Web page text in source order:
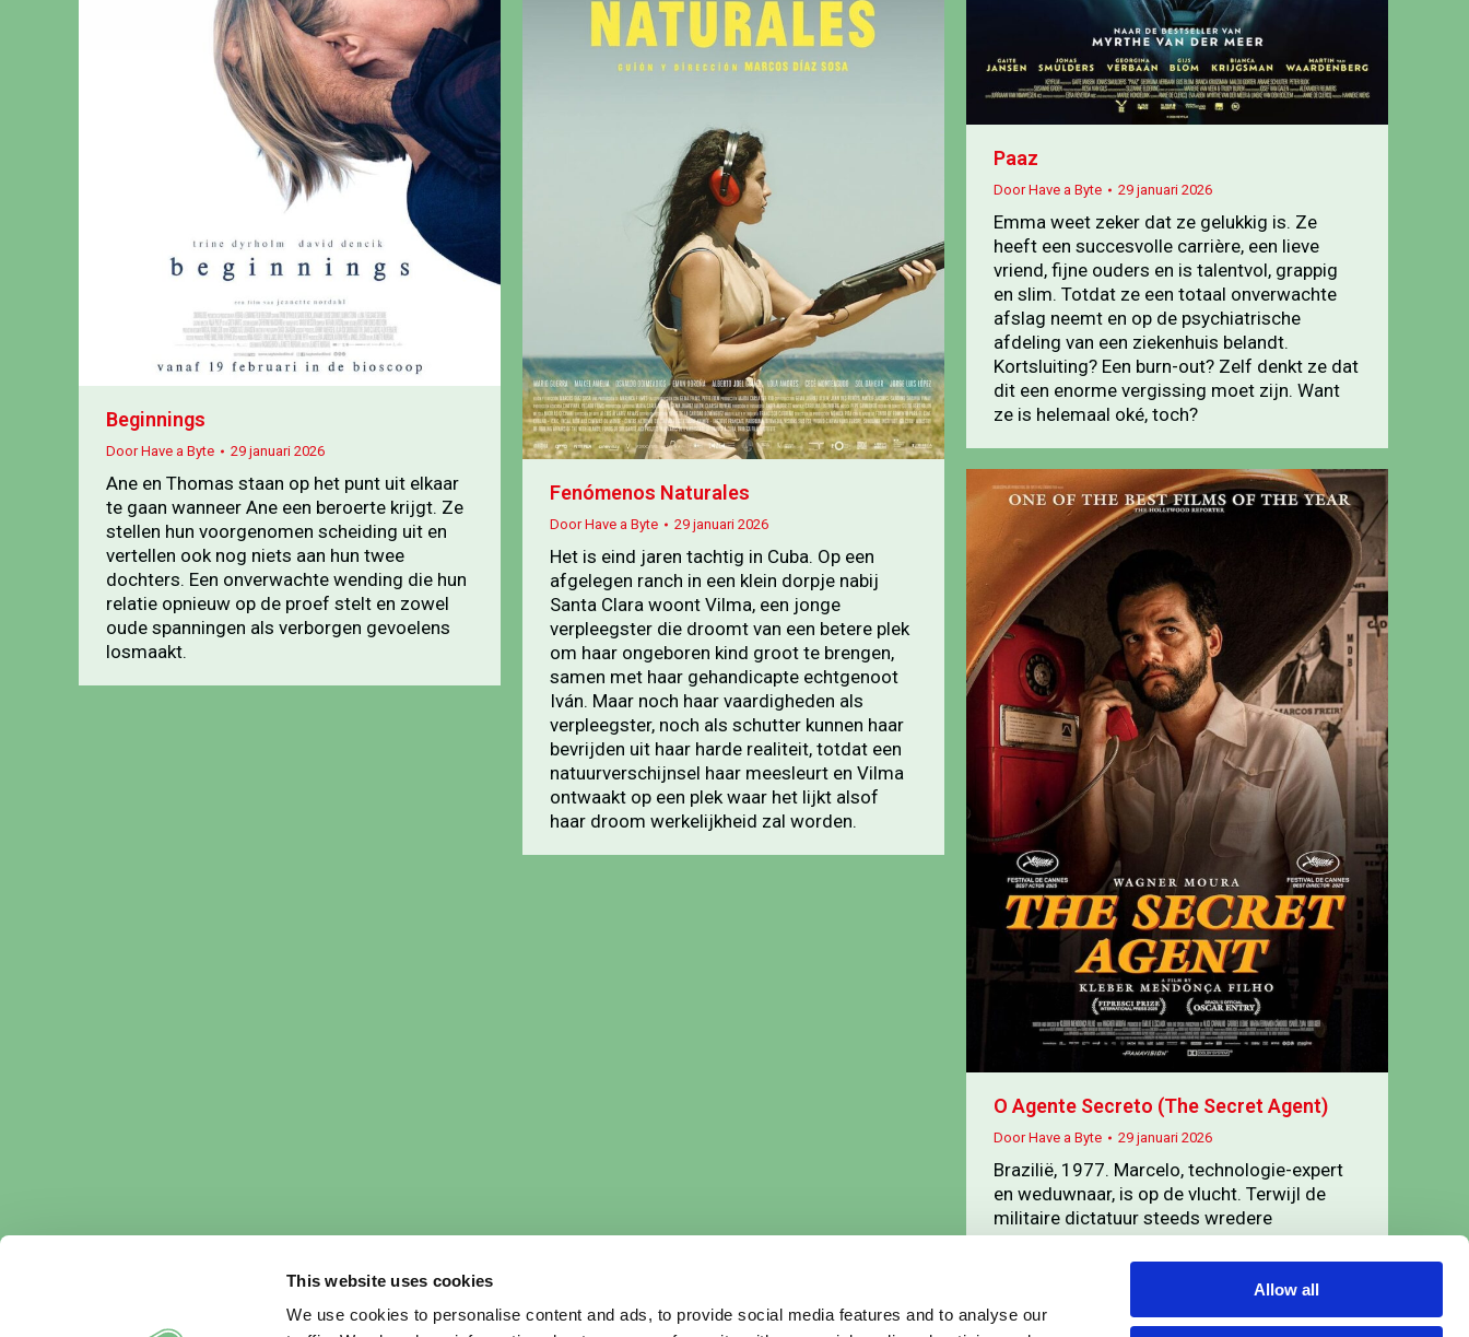
This website uses cookies
We use cookies to personalise content and ads, to provide social media features and to analyse our
Allow all
Paaz
DoorHave a Byte 29 januari 2026
Emma weet zeker dat ze gelukkig is. Ze
heeft een succesvolle carrière, een lieve
vriend, fijne ouders en is talentvol, grappig
en slim. Totdat ze een totaal onverwachte
afslag neemt en op de psychiatrische
afdeling van een ziekenhuis belandt.
Kortsluiting? Een burn-out? Zelf denkt ze dat
dit een enorme vergissing moet zijn. Want
ze is helemaal oké, toch?
Beginnings
DoorHave a Byte 29 januari 2026
Ane en Thomas staan op het punt uit elkaar
te gaan wanneer Ane een beroerte krijgt. Ze
stellen hun voorgenomen scheiding uit en
vertellen ook nog niets aan hun twee
dochters. Een onverwachte wending die hun
relatie opnieuw op de proef stelt en zowel
oude spanningen als verborgen gevoelens
losmaakt.
Fenómenos Naturales
DoorHave a Byte 29 januari 2026
Het is eind jaren tachtig in Cuba. Op een
afgelegen ranch in een klein dorpje nabij
Santa Clara woont Vilma, een jonge
verpleegster die droomt van een betere plek
om haar ongeboren kind groot te brengen,
samen met haar gehandicapte echtgenoot
Iván. Maar noch haar vaardigheden als
verpleegster, noch als schutter kunnen haar
bevrijden uit haar harde realiteit, totdat een
natuurverschijnsel haar meesleurt en Vilma
ontwaakt op een plek waar het lijkt alsof
haar droom werkelijkheid zal worden.
O Agente Secreto (The Secret Agent)
DoorHave a Byte 29 januari 2026
Brazilië, 1977. Marcelo, technologie-expert
en weduwnaar, is op de vlucht. Terwijl de
militaire dictatuur steeds wredere
maatregelen oplegt aan de bevolking komt
hij aan in Recife, waar hij zich hoopt te
herenigen met zijn zoontje. Daar, tijdens de
carnavalsweek, vindt hij een onderkomen bij